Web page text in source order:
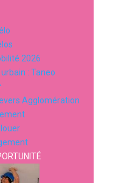
2026
: Taneo
Agglomération
louer